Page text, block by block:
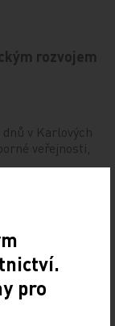
rozvojem
v Karlových
veřejnosti,
Kliniky
jedné
pro